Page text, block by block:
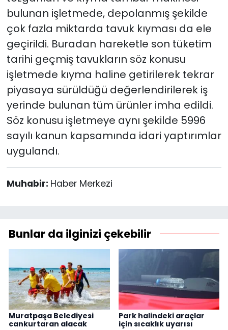
bulunan işletmede, depolanmış şekilde
çok fazla miktarda tavuk kıyması da ele
geçirildi. Buradan hareketle son tüketim
tarihi geçmiş tavukların söz konusu
işletmede kıyma haline getirilerek tekrar
piyasaya sürüldüğü değerlendirilerek iş
yerinde bulunan tüm ürünler imha edildi.
Söz konusu işletmeye aynı şekilde 5996
sayılı kanun kapsamında idari yaptırımlar
uygulandı.
Muhabir: Haber Merkezi
Bunlar da ilginizi çekebilir
Muratpaşa Belediyesi
cankurtaran alacak
Park halindeki araçlar
için sıcaklık uyarısı